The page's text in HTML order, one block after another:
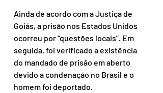
Ainda de acordo com a Justiça de
Goiás, a prisão nos Estados Unidos
ocorreu por “questões locais”. Em
seguida, foi verificado a existência
do mandado de prisão em aberto
devido a condenação no Brasil e o
homem foi deportado.